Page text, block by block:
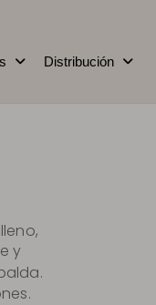
Distribución
y